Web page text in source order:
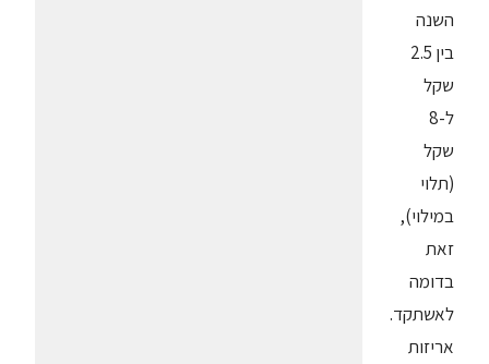
השנה
בין 2.5
שקל
ל-8
שקל
(תלוי
במילוי),
זאת
בדומה
לאשתקד.
אריזות